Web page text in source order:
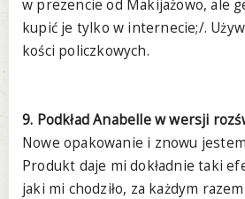
w prezencie od Makijażowo, ale
kupić je tylko w internecie;/.
kości policzkowych.
9. Podkład Anabelle w wersji
Nowe opakowanie i znowu
Produkt daje mi dokładnie taki
jaki mi chodziło, za każdym